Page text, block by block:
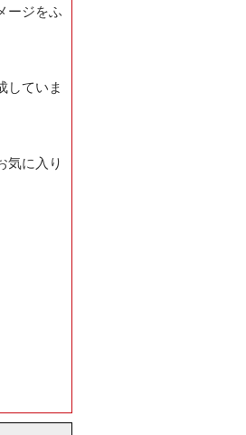
ージをふ
していま
気に入り